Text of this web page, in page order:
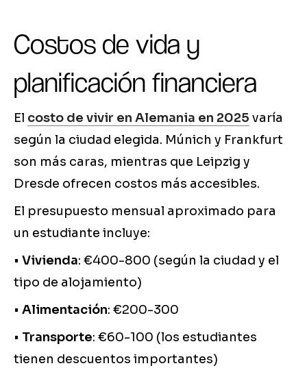
Costos de vida y
planificación financiera
El costo de vivir en Alemania en 2025 varía
según la ciudad elegida. Múnich y Frankfurt
son más caras, mientras que Leipzig y
Dresde ofrecen costos más accesibles.
El presupuesto mensual aproximado para
un estudiante incluye:
• Vivienda: €400-800 (según la ciudad y el
tipo de alojamiento)
• Alimentación: €200-300
• Transporte: €60-100 (los estudiantes
tienen descuentos importantes)